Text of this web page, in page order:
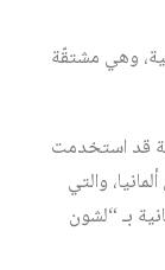
وهي مشتقّة
قد استخدمت
والتي
بـ “لشون